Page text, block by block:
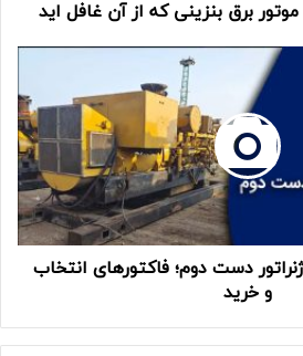
دست دوم؛ فاکتورهای انتخاب
و خرید